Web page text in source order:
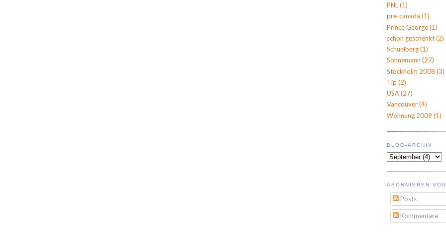
PNL(1)
pre-canada (1)
Prince George(1)
schon geschenkt(2)
Schuelberg(1)
Sohnemann (27)
Stockholm 2008 (3)
Tip (2)
USA(27)
Vancouver(4)
Wohnung 2009 (1)
BLOG-ARCHIV
ABONNIEREN
Posts
Kommentare